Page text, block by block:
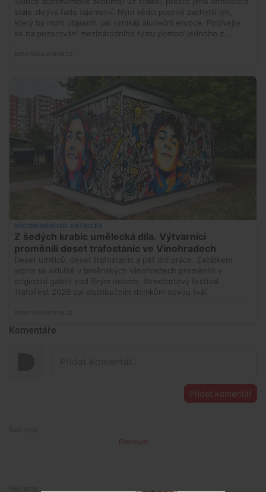
Komentáře
Přidat komentář
Premium